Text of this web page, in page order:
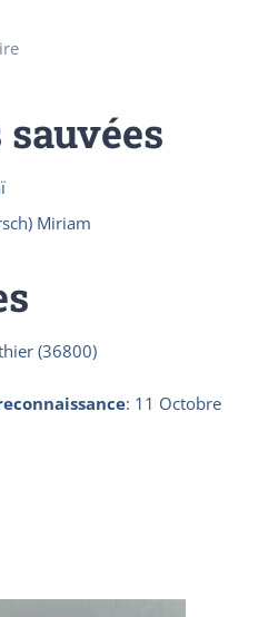
Miriam
(36800)
: 11 Octobre